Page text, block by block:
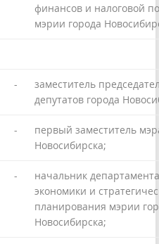
финансов и налоговой
мэрии города
-
заместитель
депутатов города
-
первый заместитель
Новосибирска;
-
начальник департамента
экономики и
планирования мэрии
Новосибирска;